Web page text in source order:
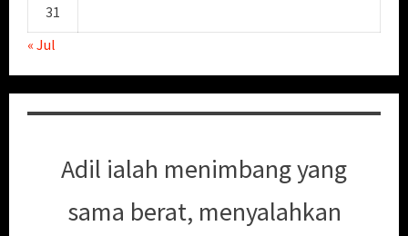
31
« Jul
Adil ialah menimbang yang
sama berat, menyalahkan